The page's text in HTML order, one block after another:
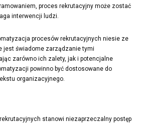
proces rekrutacyjny może zostać
interwencji ludzi.
procesów rekrutacyjnych niesie ze
jest świadome zarządzanie tymi
zarówno ich zalety, jak i potencjalne
powinno być dostosowane do
organizacyjnego.
stanowi niezaprzeczalny postęp